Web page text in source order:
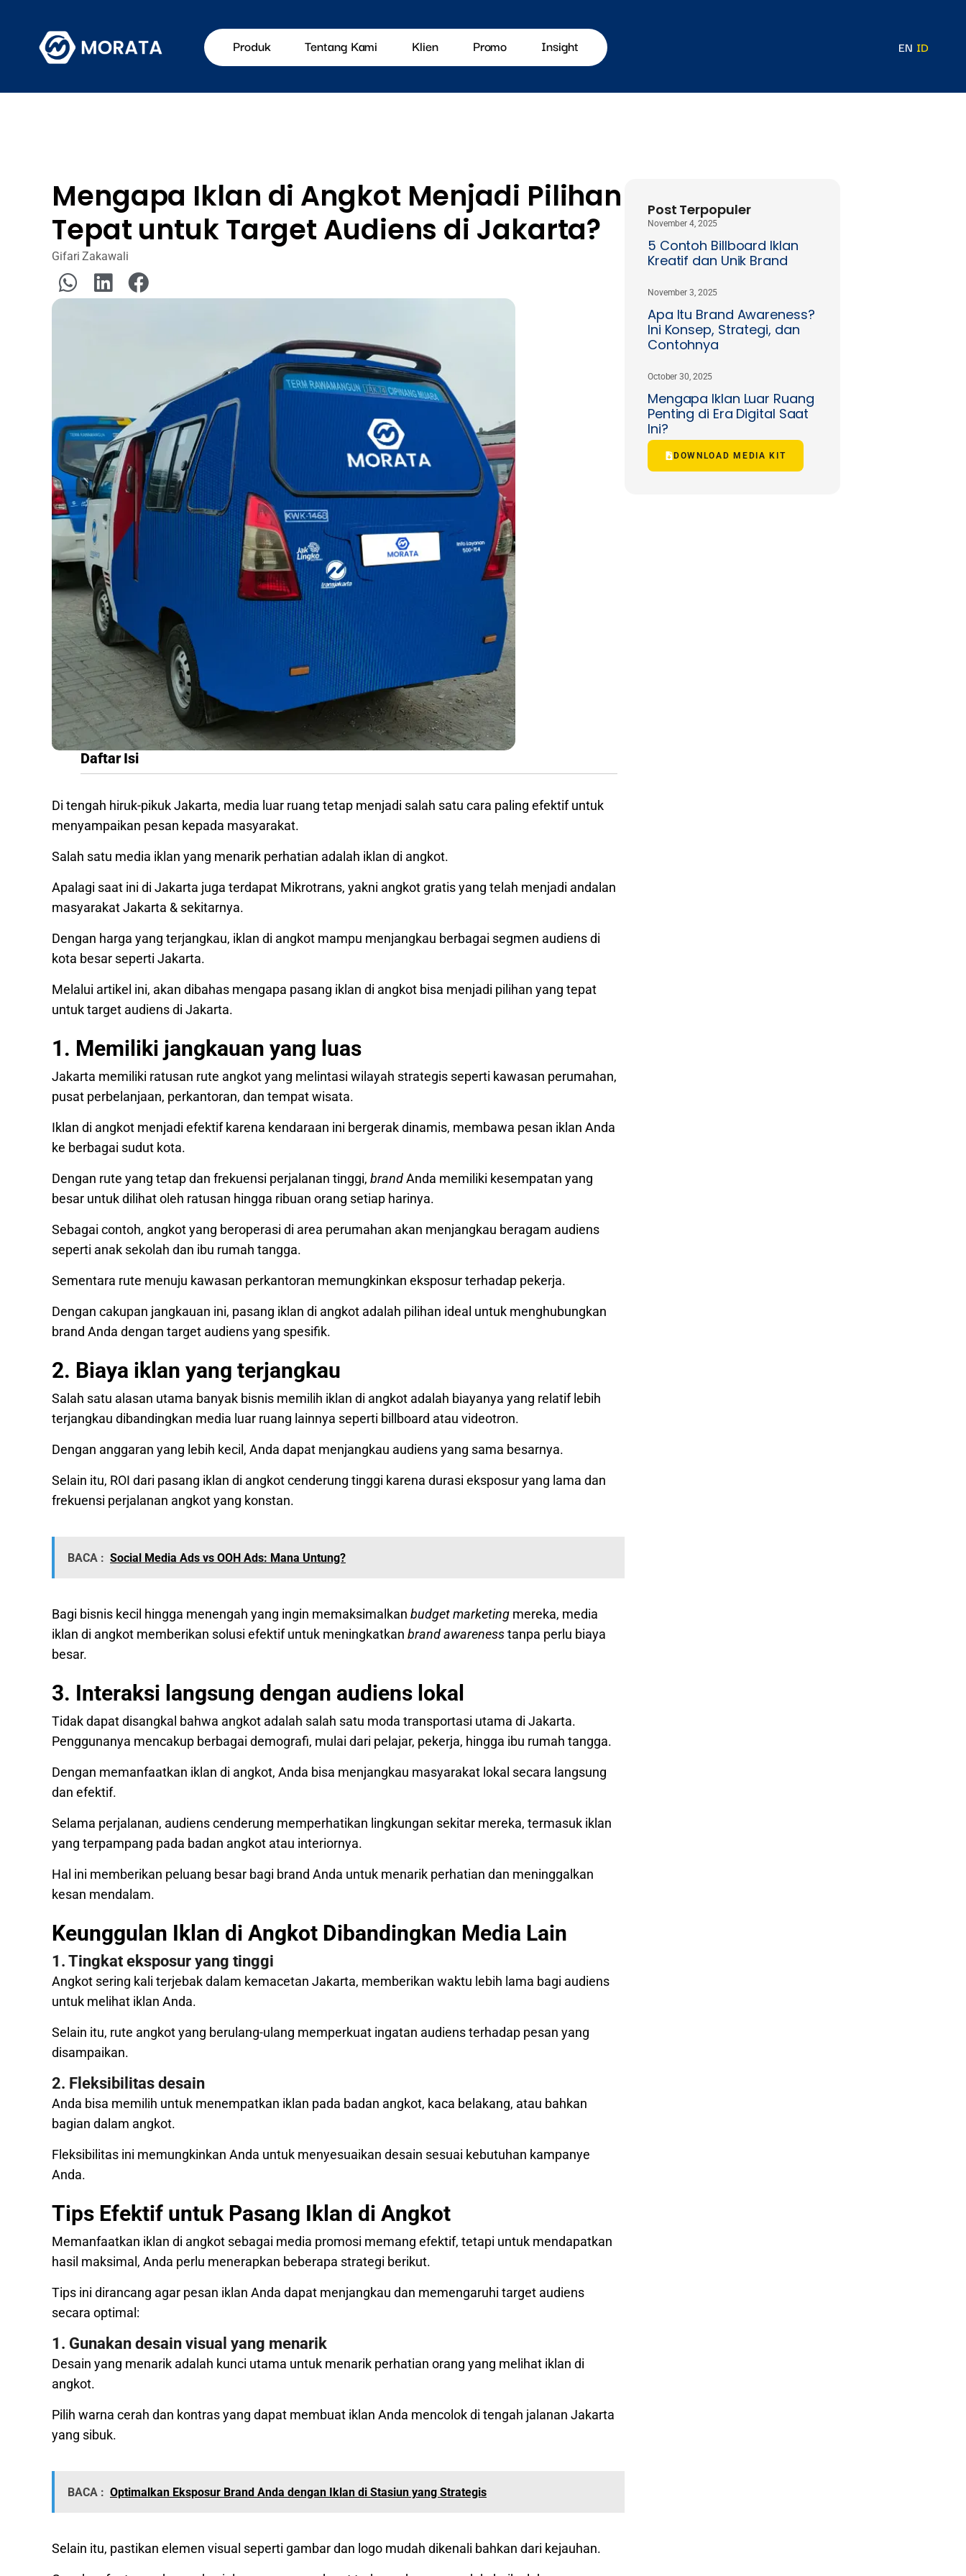
Produk Tentang Kami Klien Promo Insight EN ID
Mengapa Iklan di Angkot Menjadi Pilihan
Tepat untuk Target Audiens di Jakarta?
Gifari Zakawali
Daftar Isi
Di tengah hiruk-pikuk Jakarta, media luar ruang tetap menjadi salah satu cara paling efektif untuk
menyampaikan pesan kepada masyarakat.
Salah satu media iklan yang menarik perhatian adalah iklan di angkot.
Apalagi saat ini di Jakarta juga terdapat Mikrotrans, yakni angkot gratis yang telah menjadi andalan
masyarakat Jakarta & sekitarnya.
Dengan harga yang terjangkau, iklan di angkot mampu menjangkau berbagai segmen audiens di
kota besar seperti Jakarta.
Melalui artikel ini, akan dibahas mengapa pasang iklan di angkot bisa menjadi pilihan yang tepat
untuk target audiens di Jakarta.
1. Memiliki jangkauan yang luas
Jakarta memiliki ratusan rute angkot yang melintasi wilayah strategis seperti kawasan perumahan,
pusat perbelanjaan, perkantoran, dan tempat wisata.
Iklan di angkot menjadi efektif karena kendaraan ini bergerak dinamis, membawa pesan iklan Anda
ke berbagai sudut kota.
Dengan rute yang tetap dan frekuensi perjalanan tinggi, brandAnda memiliki kesempatan yang
besar untuk dilihat oleh ratusan hingga ribuan orang setiap harinya.
Sebagai contoh, angkot yang beroperasi di area perumahan akan menjangkau beragam audiens
seperti anak sekolah dan ibu rumah tangga.
Sementara rute menuju kawasan perkantoran memungkinkan eksposur terhadap pekerja.
Dengan cakupan jangkauan ini, pasang iklan di angkot adalah pilihan ideal untuk menghubungkan
brand Anda dengan target audiens yang spesifik.
2. Biaya iklan yang terjangkau
Salah satu alasan utama banyak bisnis memilih iklan di angkot adalah biayanya yang relatif lebih
terjangkau dibandingkan media luar ruang lainnya seperti billboard atau videotron.
Dengan anggaran yang lebih kecil, Anda dapat menjangkau audiens yang sama besarnya.
Selain itu, ROI dari pasang iklan di angkot cenderung tinggi karena durasi eksposur yang lama dan
frekuensi perjalanan angkot yang konstan.
BACA : Social Media Ads vs OOH Ads: Mana Untung?
Bagi bisnis kecil hingga menengah yang ingin memaksimalkan budget marketing mereka, media
iklan di angkot memberikan solusi efektif untuk meningkatkan brand awarenesstanpa perlu biaya
besar.
3. Interaksi langsung dengan audiens lokal
Tidak dapat disangkal bahwa angkot adalah salah satu moda transportasi utama di Jakarta.
Penggunanya mencakup berbagai demografi, mulai dari pelajar, pekerja, hingga ibu rumah tangga.
Dengan memanfaatkan iklan di angkot, Anda bisa menjangkau masyarakat lokal secara langsung
dan efektif.
Selama perjalanan, audiens cenderung memperhatikan lingkungan sekitar mereka, termasuk iklan
yang terpampang pada badan angkot atau interiornya.
Hal ini memberikan peluang besar bagi brand Anda untuk menarik perhatian dan meninggalkan
kesan mendalam.
Keunggulan Iklan di Angkot Dibandingkan Media Lain
1. Tingkat eksposur yang tinggi
Angkot sering kali terjebak dalam kemacetan Jakarta, memberikan waktu lebih lama bagi audiens
untuk melihat iklan Anda.
Selain itu, rute angkot yang berulang-ulang memperkuat ingatan audiens terhadap pesan yang
disampaikan.
2. Fleksibilitas desain
Anda bisa memilih untuk menempatkan iklan pada badan angkot, kaca belakang, atau bahkan
bagian dalam angkot.
Fleksibilitas ini memungkinkan Anda untuk menyesuaikan desain sesuai kebutuhan kampanye
Anda.
Tips Efektif untuk Pasang Iklan di Angkot
Memanfaatkan iklan di angkot sebagai media promosi memang efektif, tetapi untuk mendapatkan
hasil maksimal, Anda perlu menerapkan beberapa strategi berikut.
Tips ini dirancang agar pesan iklan Anda dapat menjangkau dan memengaruhi target audiens
secara optimal:
1. Gunakan desain visual yang menarik
Desain yang menarik adalah kunci utama untuk menarik perhatian orang yang melihat iklan di
angkot.
Pilih warna cerah dan kontras yang dapat membuat iklan Anda mencolok di tengah jalanan Jakarta
yang sibuk.
BACA : Optimalkan Eksposur Brand Anda dengan Iklan di Stasiun yang Strategis
Selain itu, pastikan elemen visual seperti gambar dan logo mudah dikenali bahkan dari kejauhan.
Post Terpopuler
5 Contoh Billboard Iklan
Kreatif dan Unik Brand
November 4, 2025
Apa Itu Brand Awareness?
Ini Konsep, Strategi, dan
Contohnya
November 3, 2025
Mengapa Iklan Luar Ruang
Penting di Era Digital Saat
Ini?
October 30, 2025
DOWNLOAD MEDIA KIT